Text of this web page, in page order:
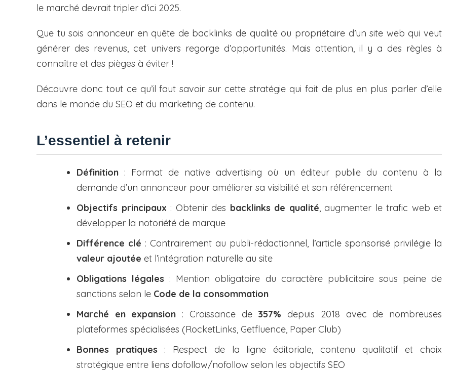
le marché devrait tripler d’ici 2025.
Que tu sois annonceur en quête de backlinks de qualité ou propriétaire d’un site web qui veut
générer des revenus, cet univers regorge d’opportunités. Mais attention, il y a des règles à
connaître et des pièges à éviter !
Découvre donc tout ce qu’il faut savoir sur cette stratégie qui fait de plus en plus parler d’elle
dans le monde du SEO et du marketing de contenu.
L’essentiel à retenir
Définition : Format de native advertising où un éditeur publie du contenu à la
demande d’un annonceur pour améliorer sa visibilité et son référencement
Objectifs principaux : Obtenir des backlinks de qualité, augmenter le trafic web et
développer la notoriété de marque
Différence clé : Contrairement au publi-rédactionnel, l’article sponsorisé privilégie la
valeur ajoutée et l’intégration naturelle au site
Obligations légales : Mention obligatoire du caractère publicitaire sous peine de
sanctions selon le Code de la consommation
Marché en expansion : Croissance de 357% depuis 2018 avec de nombreuses
plateformes spécialisées (RocketLinks, Getfluence, Paper Club)
Bonnes pratiques : Respect de la ligne éditoriale, contenu qualitatif et choix
stratégique entre liens dofollow/nofollow selon les objectifs SEO